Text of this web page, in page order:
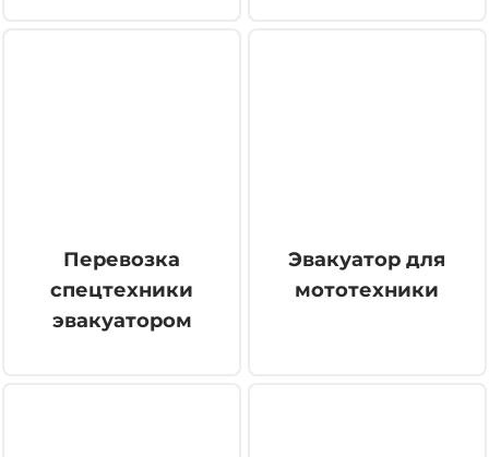
Перевозка
спецтехники
эвакуатором
Эвакуатор для
мототехники